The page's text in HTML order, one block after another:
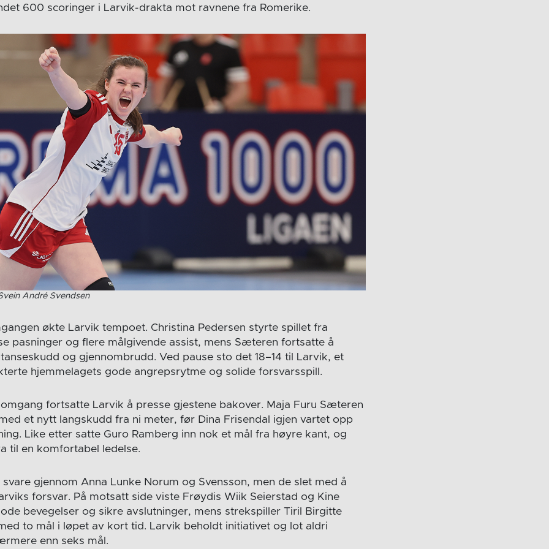
600 scoringer i Larvik-drakta mot ravnene fra Romerike.
André Svendsen
økte Larvik tempoet. Christina Pedersen styrte spillet fra
pasninger og flere målgivende assist, mens Sæteren fortsatte å
og gjennombrudd. Ved pause sto det 18–14 til Larvik, et
hjemmelagets gode angrepsrytme og solide forsvarsspill.
fortsatte Larvik å presse gjestene bakover. Maja Furu Sæteren
et nytt langskudd fra ni meter, før Dina Frisendal igjen vartet opp
Like etter satte Guro Ramberg inn nok et mål fra høyre kant, og
til en komfortabel ledelse.
gjennom Anna Lunke Norum og Svensson, men de slet med å
forsvar. På motsatt side viste Frøydis Wiik Seierstad og Kine
bevegelser og sikre avslutninger, mens strekspiller Tiril Birgitte
to mål i løpet av kort tid. Larvik beholdt initiativet og lot aldri
enn seks mål.